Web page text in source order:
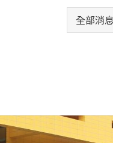
全部消息